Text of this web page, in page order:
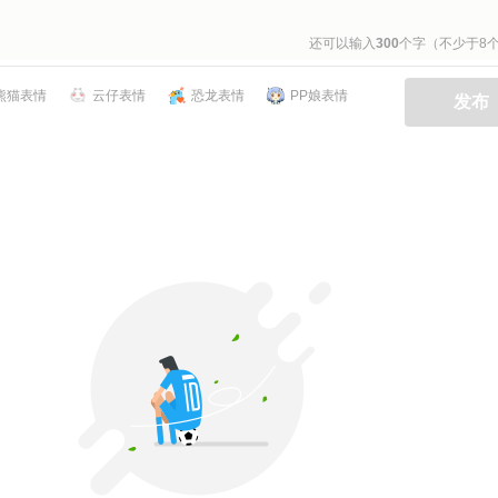
还可以输入300个字（不少于8
发布
猫表情 云仔表情 恐龙表情 PP娘表情